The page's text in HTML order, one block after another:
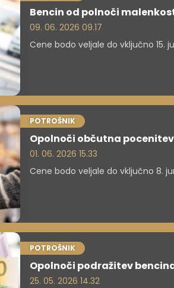
Bencin od polnoči
09. 06. 2026 09.17
Cene bodo veljale do vključno 15.
POTROŠNIK
Opolnoči občutna
01. 06. 2026 15.33
Cene bodo veljale do vključno 8.
POTROŠNIK
Opolnoči podražitev
25. 05. 2026 14.32